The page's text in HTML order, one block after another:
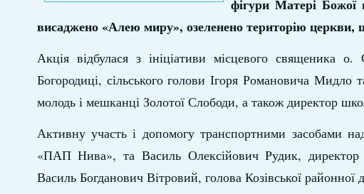
фігури Матері Божої
висаджено «Алею миру», озеленено територію
Акція відбулася з ініціативи місцевого священика
Богородиці, сільського голови Ігоря Романовича
молодь і мешканці Золотої Слободи, а також директор
Активну участь і допомогу транспортними засобами
«ПАП Нива», та Василь Олексійович Рудик, директор
Василь Богданович Вітровий, голова Козівської районної